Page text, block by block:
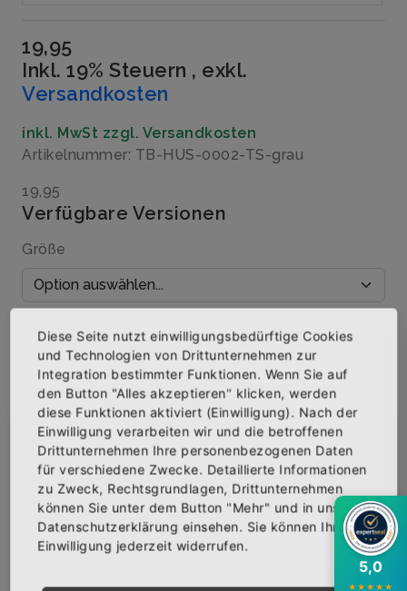
19,95
Inkl. 19% Steuern , exkl.
Versandkosten
inkl. MwSt zzgl. Versandkosten
Artikelnummer: TB-HUS-0002-TS-grau
19,95
Verfügbare Versionen
Größe
Menge
IN DEN WARENKORB
AUF DIE WUNSCHLISTE
BESCHREIBUNG
Abonniere jetzt unseren Newsletter
Bekomme die aktuellsten News über neue
Produkte und zudem einen 10% Gutschein für
deine nächste Bestellung.
5,0
★★★★★
Diese Seite nutzt einwilligungsbedürftige Cookies
und Technologien von Drittunternehmen zur
Integration bestimmter Funktionen. Wenn Sie auf
den Button "Alles akzeptieren" klicken, werden
diese Funktionen aktiviert (Einwilligung). Nach der
Einwilligung verarbeiten wir und die betroffenen
Drittunternehmen Ihre personenbezogenen Daten
für verschiedene Zwecke. Detaillierte Informationen
zu Zweck, Rechtsgrundlagen, Drittunternehmen
können Sie unter dem Button "Mehr" und in unserer
Datenschutzerklärung einsehen. Sie können Ihre
Einwilligung jederzeit widerrufen.